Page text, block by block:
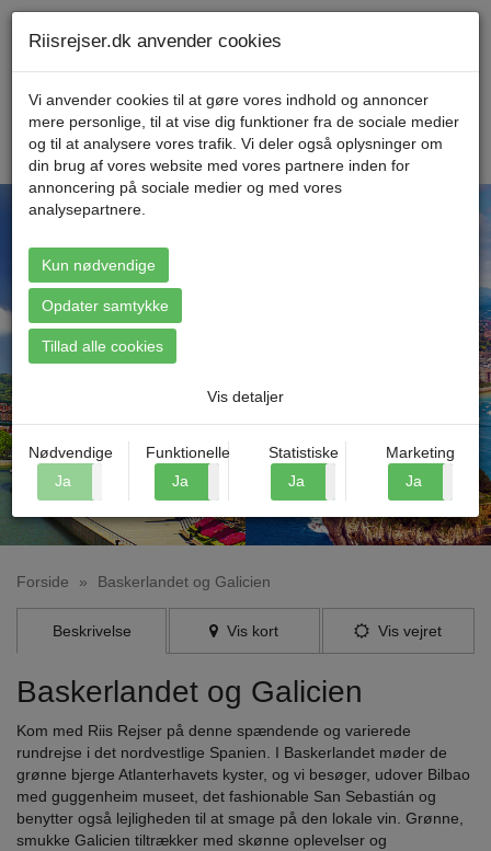
Menu
Forside » Baskerlandet og Galicien
Beskrivelse Vis kort Vis vejret
Baskerlandet og Galicien
Kom med Riis Rejser på denne spændende og varierede
rundrejse i det nordvestlige Spanien. I Baskerlandet møder de
grønne bjerge Atlanterhavets kyster, og vi besøger, udover Bilbao
med guggenheim museet, det fashionable San Sebastián og
benytter også lejligheden til at smage på den lokale vin. Grønne,
smukke Galicien tiltrækker med skønne oplevelser og
Riisrejser.dk anvender cookies
Vi anvender cookies til at gøre vores indhold og annoncer
mere personlige, til at vise dig funktioner fra de sociale medier
og til at analysere vores trafik. Vi deler også oplysninger om
din brug af vores website med vores partnere inden for
annoncering på sociale medier og med vores
analysepartnere.
Kun nødvendige
Opdater samtykke
Tillad alle cookies
Vis detaljer
Nødvendige
Ja
Funktionelle
Ja
Statistiske
Ja
Marketing
Ja